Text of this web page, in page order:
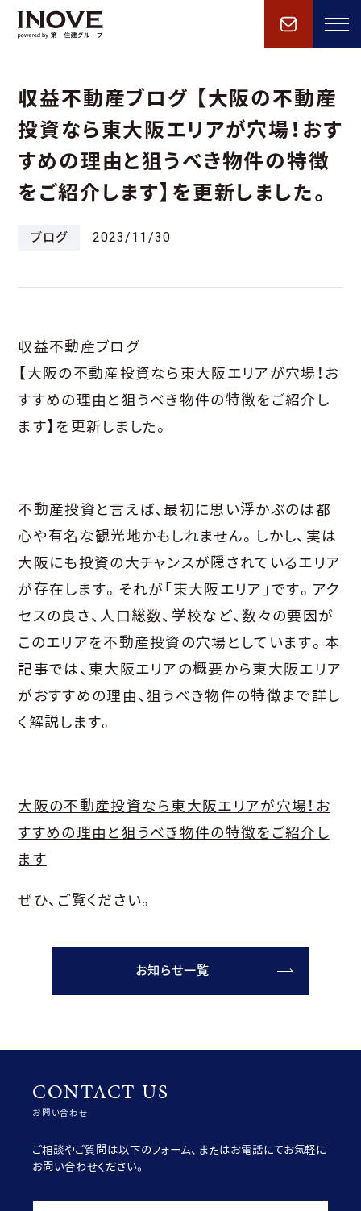
収益不動産ブログ 【大阪の不動産
投資なら東大阪エリアが穴場！おす
すめの理由と狙うべき物件の特徴
をご紹介します】を更新しました。
ブログ 2023/11/30
収益不動産ブログ
【大阪の不動産投資なら東大阪エリアが穴場！お
すすめの理由と狙うべき物件の特徴をご紹介し
ます】を更新しました。
不動産投資と言えば、最初に思い浮かぶのは都
心や有名な観光地かもしれません。しかし、実は
大阪にも投資の大チャンスが隠されているエリア
が存在します。それが「東大阪エリア」です。アク
セスの良さ、人口総数、学校など、数々の要因が
このエリアを不動産投資の穴場としています。本
記事では、東大阪エリアの概要から東大阪エリア
がおすすめの理由、狙うべき物件の特徴まで詳し
く解説します。
大阪の不動産投資なら東大阪エリアが穴場！お
すすめの理由と狙うべき物件の特徴をご紹介し
ます
ぜひ、ご覧ください。
お知らせ一覧
CONTACT US
お問い合わせ
ご相談やご質問は以下のフォーム、またはお電話にてお気軽に
お問い合わせください。